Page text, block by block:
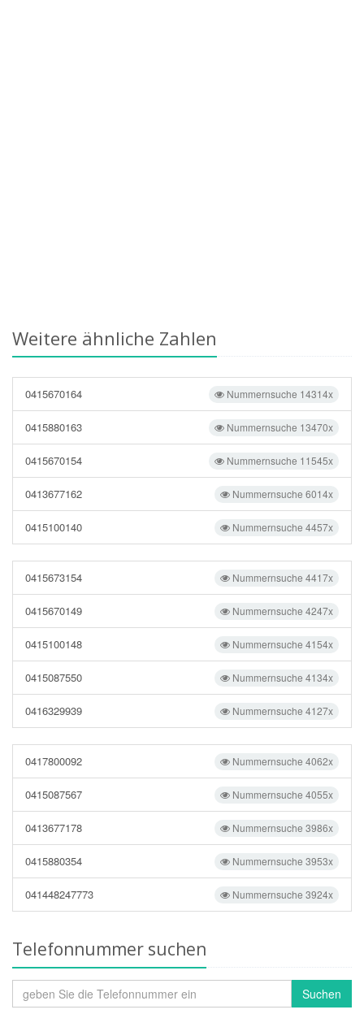
Weitere ähnliche Zahlen
Nummernsuche 14314x
0415670164
Nummernsuche 13470x
0415880163
Nummernsuche 11545x
0415670154
Nummernsuche 6014x
0413677162
Nummernsuche 4457x
0415100140
Nummernsuche 4417x
0415673154
Nummernsuche 4247x
0415670149
Nummernsuche 4154x
0415100148
Nummernsuche 4134x
0415087550
Nummernsuche 4127x
0416329939
Nummernsuche 4062x
0417800092
Nummernsuche 4055x
0415087567
Nummernsuche 3986x
0413677178
Nummernsuche 3953x
0415880354
Nummernsuche 3924x
041448247773
Telefonnummer suchen
Suchen